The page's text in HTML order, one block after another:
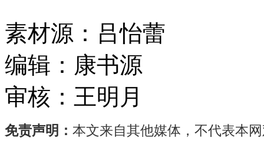
素材源： 吕怡蕾
编辑： 康书源
审核： 王明月
免责声明： 本文来自其他媒体，不代表本